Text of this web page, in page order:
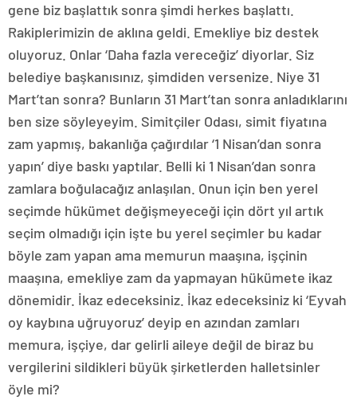
gene biz başlattık sonra şimdi herkes başlattı.
Rakiplerimizin de aklına geldi. Emekliye biz destek
oluyoruz. Onlar ‘Daha fazla vereceğiz’ diyorlar. Siz
belediye başkanısınız, şimdiden versenize. Niye 31
Mart’tan sonra? Bunların 31 Mart’tan sonra anladıklarını
ben size söyleyeyim. Simitçiler Odası, simit fiyatına
zam yapmış, bakanlığa çağırdılar ‘1 Nisan’dan sonra
yapın’ diye baskı yaptılar. Belli ki 1 Nisan’dan sonra
zamlara boğulacağız anlaşılan. Onun için ben yerel
seçimde hükümet değişmeyeceği için dört yıl artık
seçim olmadığı için işte bu yerel seçimler bu kadar
böyle zam yapan ama memurun maaşına, işçinin
maaşına, emekliye zam da yapmayan hükümete ikaz
dönemidir. İkaz edeceksiniz. İkaz edeceksiniz ki ‘Eyvah
oy kaybına uğruyoruz’ deyip en azından zamları
memura, işçiye, dar gelirli aileye değil de biraz bu
vergilerini sildikleri büyük şirketlerden halletsinler
öyle mi?